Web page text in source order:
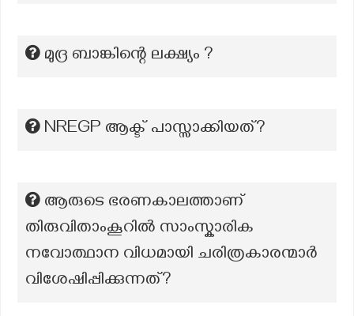
മുദ്ര ബാങ്കിന്റെ ലക്ഷ്യം ?
NREGP ആക്ട് പാസ്സാക്കിയത്?
ആരുടെ ഭരണകാലത്താണ്
തിരുവിതാംകൂറിൽ സാംസ്കാരിക
നവോത്ഥാന വിധമായി ചരിത്രകാരന്മാർ
വിശേഷിപ്പിക്കുന്നത്?